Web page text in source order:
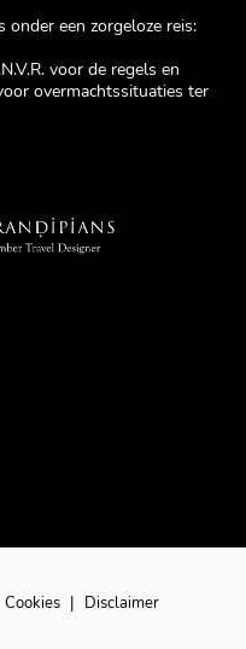
een zorgeloze reis:
voor de regels en
overmachtssituaties ter
Cookies | Disclaimer